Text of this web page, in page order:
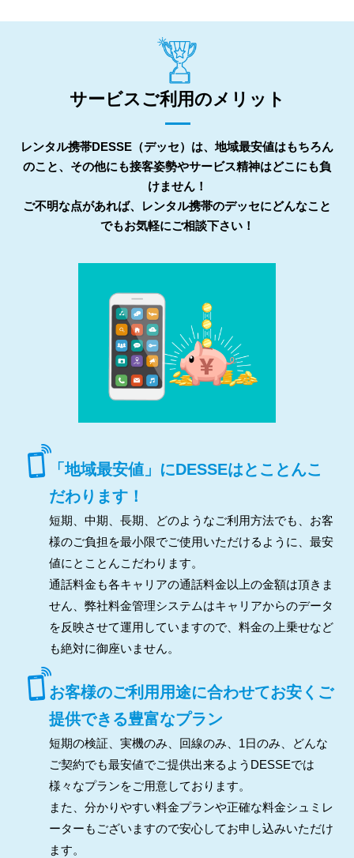
サービスご利用のメリット
レンタル携帯DESSE（デッセ）は、地域最安値はもちろん
のこと、その他にも接客姿勢やサービス精神はどこにも負
けません！
ご不明な点があれば、レンタル携帯のデッセにどんなこと
でもお気軽にご相談下さい！
「地域最安値」にDESSEはとことんこ
だわります！
短期、中期、長期、どのようなご利用方法でも、お客
様のご負担を最小限でご使用いただけるように、最安
値にとことんこだわります。
通話料金も各キャリアの通話料金以上の金額は頂きま
せん、弊社料金管理システムはキャリアからのデータ
を反映させて運用していますので、料金の上乗せなど
も絶対に御座いません。
お客様のご利用用途に合わせてお安くご
提供できる豊富なプラン
短期の検証、実機のみ、回線のみ、1日のみ、どんな
ご契約でも最安値でご提供出来るようDESSEでは
様々なプランをご用意しております。
また、分かりやすい料金プランや正確な料金シュミレ
ーターもございますので安心してお申し込みいただけ
ます。